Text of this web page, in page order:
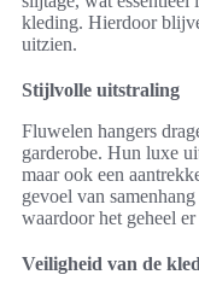
kleding. Hierdoor
uitzien.
Stijlvolle uitstraling
Fluwelen hangers
garderobe. Hun luxe
maar ook een
gevoel van
waardoor het geheel
Veiligheid van de